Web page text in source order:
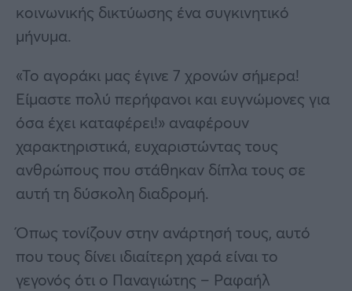
κοινωνικής δικτύωσης ένα συγκινητικό
μήνυμα.
«Το αγοράκι μας έγινε 7 χρονών σήμερα!
Είμαστε πολύ περήφανοι και ευγνώμονες για
όσα έχει καταφέρει!» αναφέρουν
χαρακτηριστικά, ευχαριστώντας τους
ανθρώπους που στάθηκαν δίπλα τους σε
αυτή τη δύσκολη διαδρομή.
Όπως τονίζουν στην ανάρτησή τους, αυτό
που τους δίνει ιδιαίτερη χαρά είναι το
γεγονός ότι ο Παναγιώτης – Ραφαήλ